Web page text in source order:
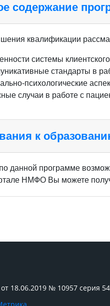
содержание
квалификации
системы
стандарты в
психологические
случаи в работе с
к
данной программе
НМФО Вы можете
от 18.06.2019 № 10957 серия